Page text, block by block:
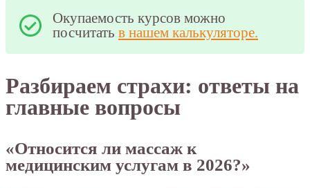
Окупаемость курсов можно
посчитать в нашем калькуляторе.
Разбираем страхи: ответы на
главные вопросы
«Относится ли массаж к
медицинским услугам в 2026?»